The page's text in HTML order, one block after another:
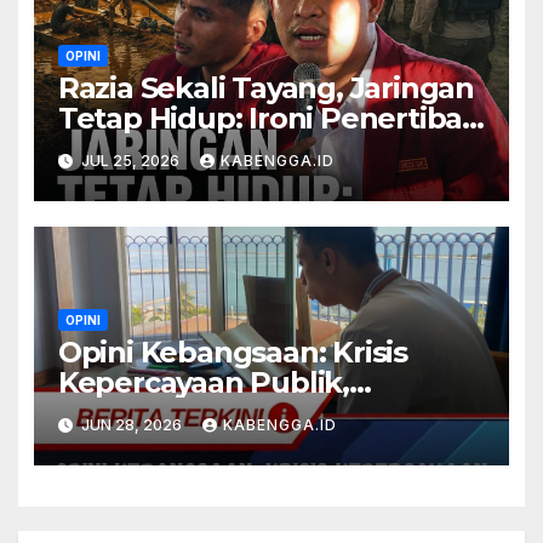
OPINI
Razia Sekali Tayang, Jaringan
Tetap Hidup: Ironi Penertiban
PETI di Bombana
JUL 25, 2026 KABENGGA.ID
OPINI
Opini Kebangsaan: Krisis
Kepercayaan Publik,
Pelanggaran HAM, dan
Permasalahan Ekonomi
Nasional
JUN 28, 2026 KABENGGA.ID